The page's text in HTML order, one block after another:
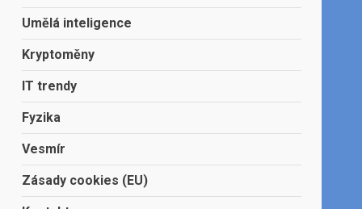
Umělá inteligence
Kryptoměny
IT trendy
Fyzika
Vesmír
Zásady cookies (EU)